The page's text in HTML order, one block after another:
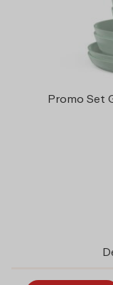
Promo Set